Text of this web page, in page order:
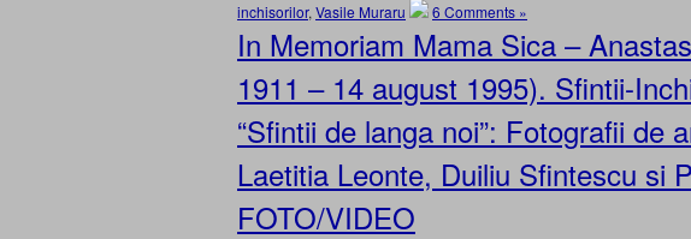
inchisorilor, Vasile Muraru 6 Comments »
In Memoriam Mama Sica –
1911 – 14 august 1995). Sfintii-
“Sfintii de langa noi”: Fotografii de
Laetitia Leonte, Duiliu Sfintescu si
FOTO/VIDEO